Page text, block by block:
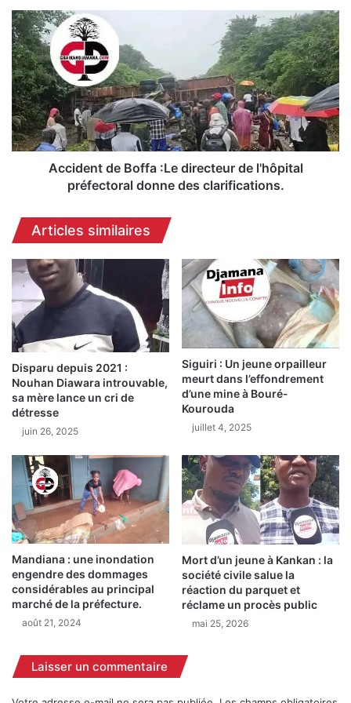
Accident
de
Boffa
:Le
directeur
de
l'hôpital
préfectoral
donne
clarifications.
Accident de Boffa :Le directeur de l'hôpital
préfectoral donne des clarifications.
Articles similaires
Disparu depuis 2021 :
Nouhan Diawara introuvable,
sa mère lance un cri de
détresse
juin 26, 2025
Siguiri : Un jeune orpailleur
meurt dans l’effondrement
d’une mine à Bouré-
Kourouda
juillet 4, 2025
Mandiana : une inondation
engendre des dommages
considérables au principal
marché de la préfecture.
août 21, 2024
Mort d’un jeune à Kankan : la
société civile salue la
réaction du parquet et
réclame un procès public
mai 25, 2026
Laisser un commentaire